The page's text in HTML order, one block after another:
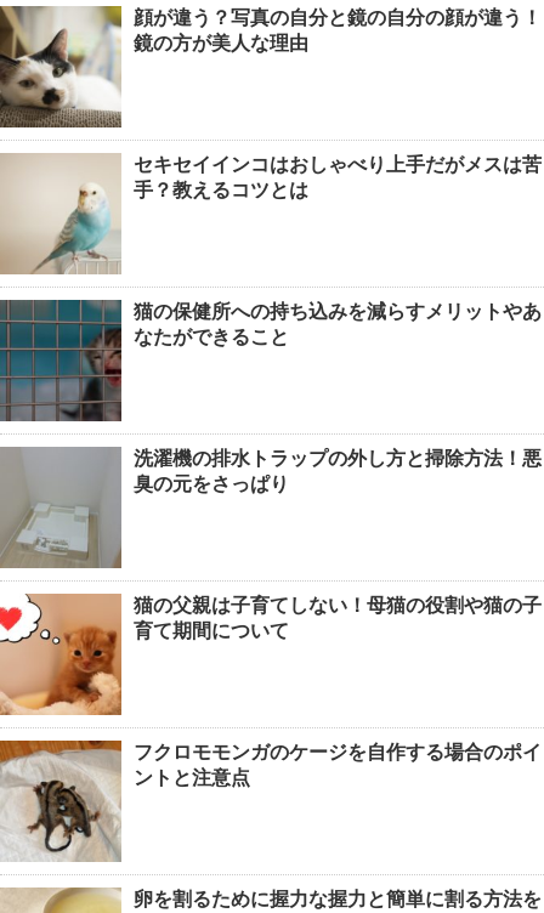
顔が違う？写真の自分と鏡の自分の顔が違う！
鏡の方が美人な理由
セキセイインコはおしゃべり上手だがメスは苦
手？教えるコツとは
猫の保健所への持ち込みを減らすメリットやあ
なたができること
洗濯機の排水トラップの外し方と掃除方法！悪
臭の元をさっぱり
猫の父親は子育てしない！母猫の役割や猫の子
育て期間について
フクロモモンガのケージを自作する場合のポイ
ントと注意点
卵を割るために握力な握力と簡単に割る方法を